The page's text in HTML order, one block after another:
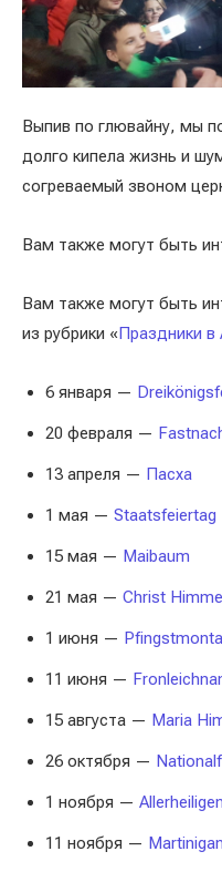
Выпив по глювайну, мы
долго кипела жизнь и
согреваемый звоном
Вам также могут быть
Вам также могут быть
из рубрики «Праздники в
6 января —
20 февраля —
13 апреля — Пасха
1 мая — Staatsfeiertag
15 мая — Maibaum
21 мая — Christ
1 июня —
11 июня —
15 августа — Maria
26 октября —
1 ноября — Allerheiligen
11 ноября —